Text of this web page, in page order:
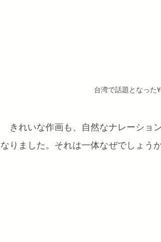
台湾で話題となった
きれいな作画も、自然なナレーショ
なりました。それは一体なぜでしょう